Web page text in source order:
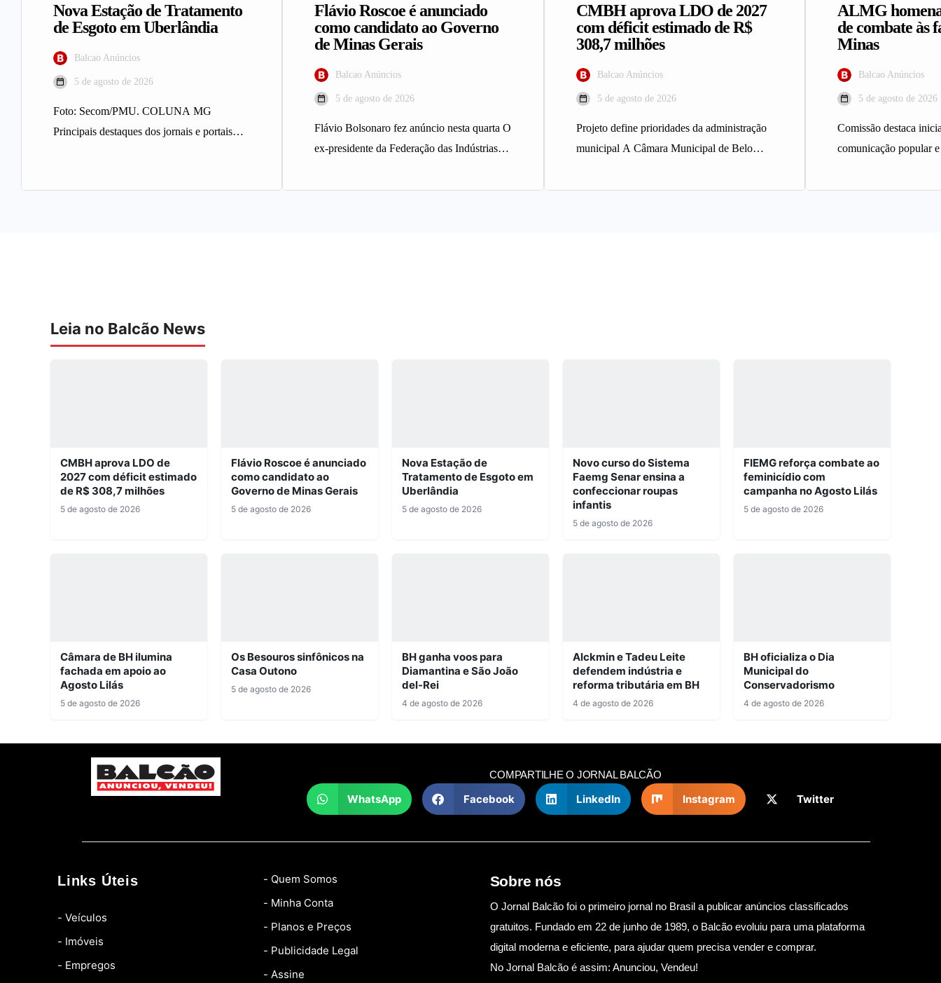
Nova Estação de Tratamento
de Esgoto em Uberlândia
Balcao Anúncios
5 de agosto de 2026
Foto: Secom/PMU. COLUNA MG
Principais destaques dos jornais e portais
Flávio Roscoe é anunciado
como candidato ao Governo
de Minas Gerais
Balcao Anúncios
5 de agosto de 2026
Flávio Bolsonaro fez anúncio nesta quarta O
ex-presidente da Federação das Indústrias
CMBH aprova LDO de 2027
com déficit estimado de R$
308,7 milhões
Balcao Anúncios
5 de agosto de 2026
Projeto define prioridades da administração
municipal A Câmara Municipal de Belo
Projeto…
ALMG
de combate às
Minas
Balcao Anúncios
5 de agosto de 2026
Comissão destaca
comunicação popular
Assembleia
Leia no Balcão News
CMBH aprova LDO de
2027 com déficit estimado
de R$ 308,7 milhões
5 de agosto de 2026
Flávio Roscoe é anunciado
como candidato ao
Governo de Minas Gerais
5 de agosto de 2026
Nova Estação de
Tratamento de Esgoto em
Uberlândia
5 de agosto de 2026
Novo curso do Sistema
Faemg Senar ensina a
confeccionar roupas
infantis
5 de agosto de 2026
FIEMG reforça combate ao
feminicídio com
campanha no Agosto Lilás
5 de agosto de 2026
Câmara de BH ilumina
fachada em apoio ao
Agosto Lilás
5 de agosto de 2026
Os Besouros sinfônicos na
Casa Outono
5 de agosto de 2026
BH ganha voos para
Diamantina e São João
del-Rei
4 de agosto de 2026
Alckmin e Tadeu Leite
defendem indústria e
reforma tributária em BH
4 de agosto de 2026
BH oficializa o Dia
Municipal do
Conservadorismo
4 de agosto de 2026
COMPARTILHE O JORNAL BALCÃO
WhatsApp Facebook LinkedIn Instagram Twitter
Links Úteis
- Veículos
- Imóveis
- Empregos
- Quem Somos
- Minha Conta
- Planos e Preços
- Publicidade Legal
- Assine
Sobre nós
O Jornal Balcão foi o primeiro jornal no Brasil a publicar anúncios classificados
gratuitos. Fundado em 22 de junho de 1989, o Balcão evoluiu para uma plataforma
digital moderna e eficiente, para ajudar quem precisa vender e comprar.
No Jornal Balcão é assim: Anunciou, Vendeu!